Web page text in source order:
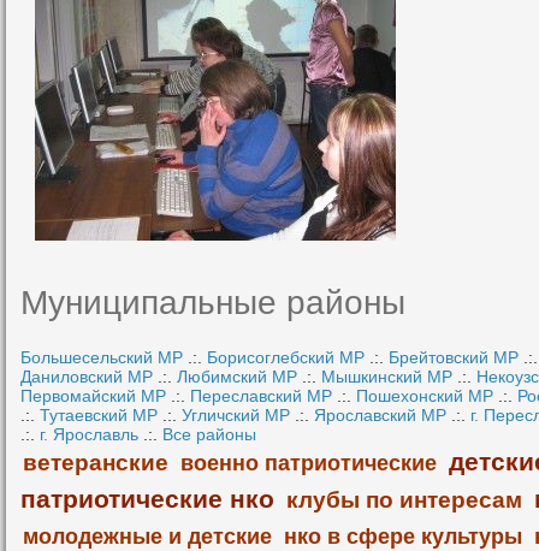
Муниципальные районы
Большесельский МР .:. Борисоглебский МР .:. Брейтовский МР
Даниловский МР .:. Любимский МР .:. Мышкинский МР .:.
Первомайский МР .:. Переславский МР .:. Пошехонский МР .:.
.:. Тутаевский МР .:. Угличский МР .:. Ярославский МР .:. г.
.:. г. Ярославль .:. Все районы
ветеранские военно патриотические
патриотические нко клубы по интересам
молодежные и детские нко в сфере культуры